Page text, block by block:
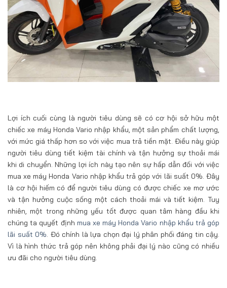
Lợi ích cuối cùng là người tiêu dùng sẽ có cơ hội sở hữu một
chiếc xe máy Honda Vario nhập khẩu, một sản phẩm chất lượng,
với mức giá thấp hơn so với việc mua trả tiền mặt. Điều này giúp
người tiêu dùng tiết kiệm tài chính và tận hưởng sự thoải mái
khi di chuyển. Những lợi ích này tạo nên sự hấp dẫn đối với việc
mua xe máy Honda Vario nhập khẩu trả góp với lãi suất 0%. Đây
là cơ hội hiếm có để người tiêu dùng có được chiếc xe mơ ước
và tận hưởng cuộc sống một cách thoải mái và tiết kiệm. Tuy
nhiên, một trong những yếu tốt được quan tâm hàng đầu khi
chúng ta quyết định mua xe máy Honda Vario nhập khẩu trả góp
lãi suất 0% . Đó chính là lựa chọn đại lý phân phối đáng tin cậy.
Vì là hình thức trả góp nên không phải đại lý nào cũng có nhiều
ưu đãi cho người tiêu dùng.